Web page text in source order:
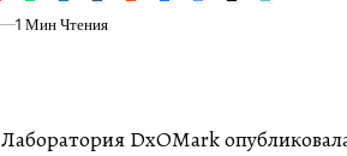
1 Мин Чтения
Лаборатория DxOMark